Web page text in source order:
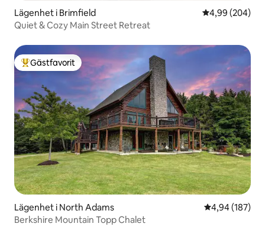
Lägenhet i Brimfield 4,99 av 5 i
4,99 (204)
Quiet & Cozy Main Street Retreat
Populär gästfavorit
Gästfavorit
Lägenhet i North Adams 4,94 av 5 i
4,94 (187)
Berkshire Mountain Topp Chalet